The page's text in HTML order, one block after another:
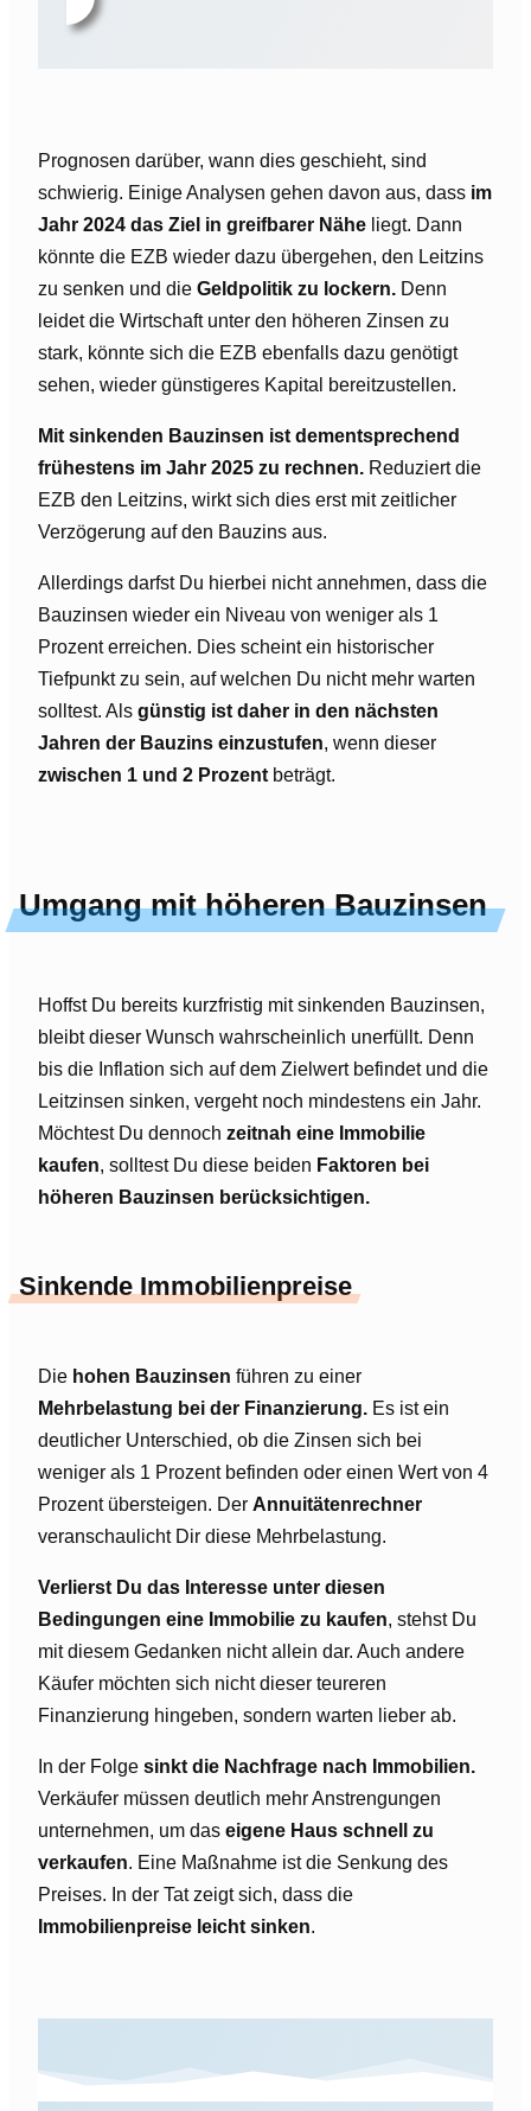
Prognosen darüber, wann dies geschieht, sind
schwierig. Einige Analysen gehen davon aus, dass im
Jahr 2024 das Ziel in greifbarer Nähe liegt. Dann
könnte die EZB wieder dazu übergehen, den Leitzins
zu senken und die Geldpolitik zu lockern. Denn
leidet die Wirtschaft unter den höheren Zinsen zu
stark, könnte sich die EZB ebenfalls dazu genötigt
sehen, wieder günstigeres Kapital bereitzustellen.
Mit sinkenden Bauzinsen ist dementsprechend
frühestens im Jahr 2025 zu rechnen. Reduziert die
EZB den Leitzins, wirkt sich dies erst mit zeitlicher
Verzögerung auf den Bauzins aus.
Allerdings darfst Du hierbei nicht annehmen, dass die
Bauzinsen wieder ein Niveau von weniger als 1
Prozent erreichen. Dies scheint ein historischer
Tiefpunkt zu sein, auf welchen Du nicht mehr warten
solltest. Als günstig ist daher in den nächsten
Jahren der Bauzins einzustufen, wenn dieser
zwischen 1 und 2 Prozent beträgt.
Umgang mit höheren Bauzinsen
Hoffst Du bereits kurzfristig mit sinkenden Bauzinsen,
bleibt dieser Wunsch wahrscheinlich unerfüllt. Denn
bis die Inflation sich auf dem Zielwert befindet und die
Leitzinsen sinken, vergeht noch mindestens ein Jahr.
Möchtest Du dennoch zeitnah eine Immobilie
kaufen, solltest Du diese beiden Faktoren bei
höheren Bauzinsen berücksichtigen.
Sinkende Immobilienpreise
Die hohen Bauzinsen führen zu einer
Mehrbelastung bei der Finanzierung. Es ist ein
deutlicher Unterschied, ob die Zinsen sich bei
weniger als 1 Prozent befinden oder einen Wert von 4
Prozent übersteigen. Der Annuitätenrechner
veranschaulicht Dir diese Mehrbelastung.
Verlierst Du das Interesse unter diesen
Bedingungen eine Immobilie zu kaufen, stehst Du
mit diesem Gedanken nicht allein dar. Auch andere
Käufer möchten sich nicht dieser teureren
Finanzierung hingeben, sondern warten lieber ab.
In der Folge sinkt die Nachfrage nach Immobilien.
Verkäufer müssen deutlich mehr Anstrengungen
unternehmen, um das eigene Haus schnell zu
verkaufen. Eine Maßnahme ist die Senkung des
Preises. In der Tat zeigt sich, dass die
Immobilienpreise leicht sinken.